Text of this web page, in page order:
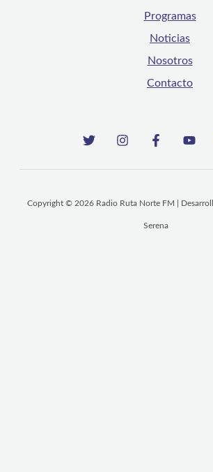
Programas
Noticias
Nosotros
Contacto
Copyright © 2026 Radio Ruta Norte FM |
Serena